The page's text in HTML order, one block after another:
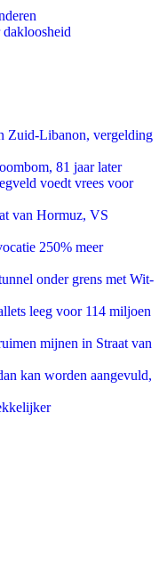
Zuid-Libanon, vergelding
81 jaar later
voedt vrees voor
van Hormuz, VS
250% meer
onder grens met Wit-
leeg voor 114 miljoen
mijnen in Straat van
kan worden aangevuld,